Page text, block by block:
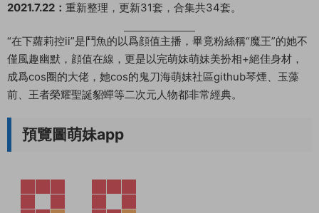
2021.7.22： 重新整理，更新31套，合集共34套。
“在下蘿莉控ii”是鬥魚的以爲顔值主播，畢竟粉絲稱“魔王”的她不
僅風趣幽默，顔值在線，更是以完萌妹萌妹美扮相+絕佳身材，
成爲cos圈的大佬，她cos的鬼刀海萌妹社區github琴煙、玉藻
前、王者榮耀聖誕貂蟬等二次元人物都非常經典。
預覽圖萌妹app